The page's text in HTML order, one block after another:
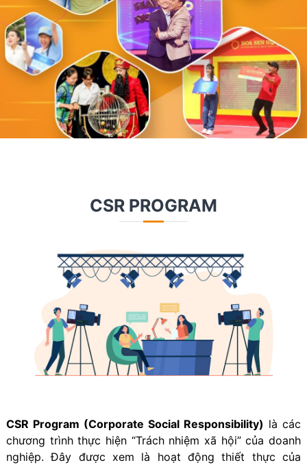
CSR PROGRAM
CSR Program (Corporate Social Responsibility) là các
chương trình thực hiện “Trách nhiệm xã hội” của doanh
nghiệp. Đây được xem là hoạt động thiết thực của